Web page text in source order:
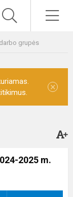
grupės
×
2025 m.